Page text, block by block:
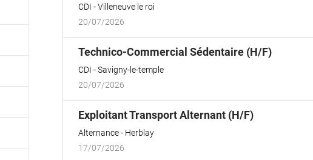
CDI
Villeneuve le roi
20/07/2026
Technico-Commercial Sédentaire (H/F)(Nouvelle
CDI
Savigny-le-temple
20/07/2026
Exploitant Transport Alternant (H/F)(Nouvelle
Alternance
Herblay
17/07/2026